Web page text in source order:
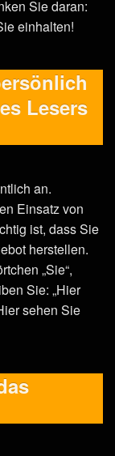
Sie daran:
einhalten!
Lesers
an.
Einsatz von
ist, dass Sie
herstellen.
„Sie“,
Sie: „Hier
sehen Sie